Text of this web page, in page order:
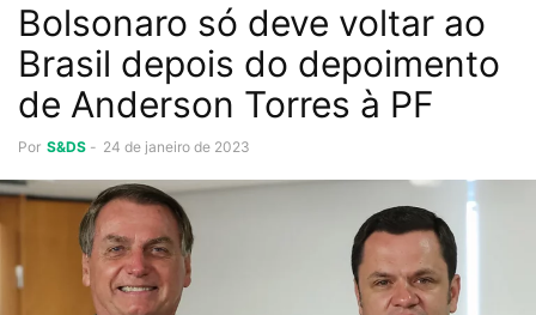
Bolsonaro só deve voltar ao
Brasil depois do depoimento
de Anderson Torres à PF
Por S&DS - 24 de janeiro de 2023